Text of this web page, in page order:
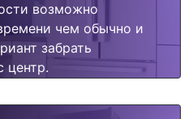
возможно
чем обычно и
забрать
центр.